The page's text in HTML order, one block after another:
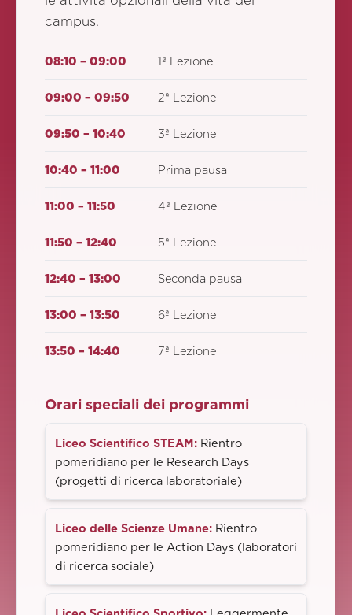
campus.
08:10 – 09:00 1ª Lezione
09:00 – 09:50 2ª Lezione
09:50 – 10:40 3ª Lezione
10:40 – 11:00 Prima pausa
11:00 – 11:50 4ª Lezione
11:50 – 12:40 5ª Lezione
12:40 – 13:00 Seconda pausa
13:00 – 13:50 6ª Lezione
13:50 – 14:40 7ª Lezione
Orari speciali dei programmi
Liceo Scientifico STEAM: Rientro
pomeridiano per le Research Days
(progetti di ricerca laboratoriale)
Liceo delle Scienze Umane: Rientro
pomeridiano per le Action Days (laboratori
di ricerca sociale)